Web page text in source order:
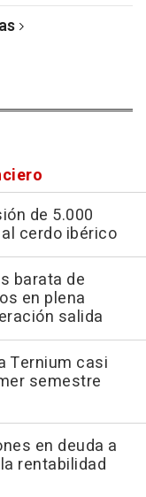
de 5.000
cerdo ibérico
barata de
en plena
salida
Ternium casi
semestre
en deuda a
rentabilidad